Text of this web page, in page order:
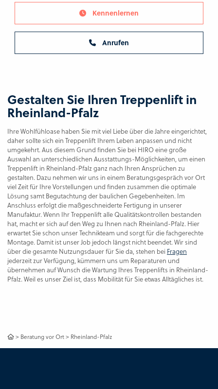
Kennenlernen
Anrufen
Gestalten Sie Ihren Treppenlift in
Rheinland-Pfalz
Ihre Wohlfühloase haben Sie mit viel Liebe über die Jahre eingerichtet,
daher sollte sich ein Treppenlift Ihrem Leben anpassen und nicht
umgekehrt. Aus diesem Grund finden Sie bei HIRO eine große
Auswahl an unterschiedlichen Ausstattungs-Möglichkeiten, um einen
Treppenlift in Rheinland-Pfalz ganz nach Ihren Ansprüchen zu
gestalten. Dazu nehmen wir uns in einem Beratungsgespräch vor Ort
viel Zeit für Ihre Vorstellungen und finden zusammen die optimale
Lösung samt Begutachtung der baulichen Gegebenheiten. Im
Anschluss erfolgt die maßgeschneiderte Fertigung in unserer
Manufaktur. Wenn Ihr Treppenlift alle Qualitätskontrollen bestanden
hat, macht er sich auf den Weg zu Ihnen nach Rheinland-Pfalz. Hier
erwartet Sie schon unser Technikteam und sorgt für die fachgerechte
Montage. Damit ist unser Job jedoch längst nicht beendet. Wir sind
über die gesamte Nutzungsdauer für Sie da, stehen bei Fragen
jederzeit zur Verfügung, kümmern uns um Reparaturen und
übernehmen auf Wunsch die Wartung Ihres Treppenlifts in Rheinland-
Pfalz. Weil es unser Ziel ist, dass Mobilität für Sie etwas Alltägliches ist.
> Beratung vor Ort> Rheinland-Pfalz